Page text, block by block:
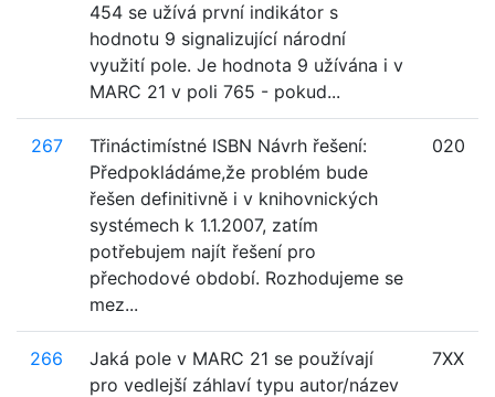
454 se užívá první indikátor s
hodnotu 9 signalizující národní
využití pole. Je hodnota 9 užívána i v
MARC 21 v poli 765 - pokud...
267
Třináctimístné ISBN Návrh řešení:
Předpokládáme,že problém bude
řešen definitivně i v knihovnických
systémech k 1.1.2007, zatím
potřebujem najít řešení pro
přechodové období. Rozhodujeme se
mez...
020
266
Jaká pole v MARC 21 se používají
pro vedlejší záhlaví typu autor/název
7XX